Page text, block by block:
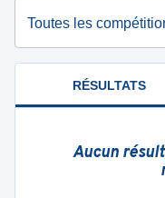
Toutes les
RÉSULTATS
Aucun